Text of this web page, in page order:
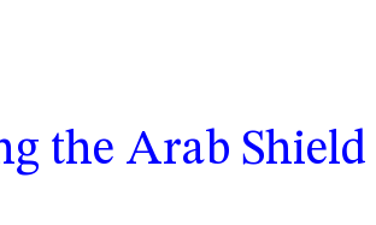
the Arab Shield